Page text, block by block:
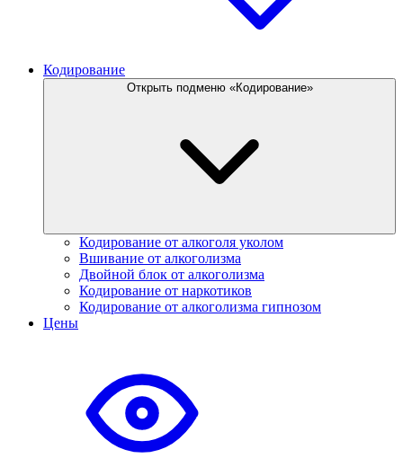
Кодирование
Открыть подменю «Кодирование»
Кодирование от алкоголя уколом
Вшивание от алкоголизма
Двойной блок от алкоголизма
Кодирование от наркотиков
Кодирование от алкоголизма гипнозом
Цены